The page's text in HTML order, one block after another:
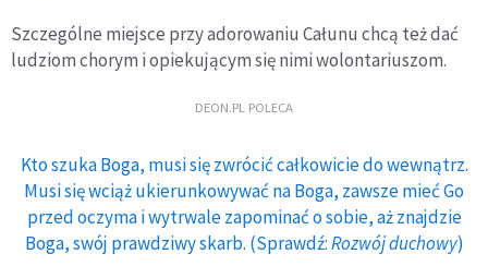
Szczególne miejsce przy adorowaniu Całunu chcą też dać
ludziom chorym i opiekującym się nimi wolontariuszom.
DEON.PL POLECA
Kto szuka Boga, musi się zwrócić całkowicie do wewnątrz.
Musi się wciąż ukierunkowywać na Boga, zawsze mieć Go
przed oczyma i wytrwale zapominać o sobie, aż znajdzie
Boga, swój prawdziwy skarb. (Sprawdź:Rozwój duchowy)